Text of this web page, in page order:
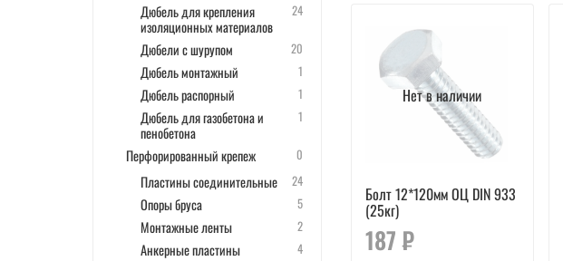
Нет в наличии
Болт 12*120мм ОЦ DIN 933
(25кг)
187 ₽
Дюбель для крепления
изоляционных материалов
24
Дюбели с шурупом 20
Дюбель монтажный 1
Дюбель распорный 1
Дюбель для газобетона и
пенобетона
1
Перфорированный крепеж 0
Пластины соединительные 24
Опоры бруса 5
Монтажные ленты 2
Анкерные пластины 4